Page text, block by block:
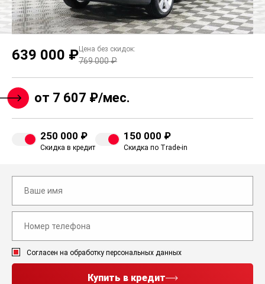
639 000 ₽Цена без скидок:
769 000 ₽
от 7 607 ₽/мес.
250 000 ₽
Скидка в кредит
150 000 ₽
Скидка по Trade-in
Согласен на обработку персональных данных
Купить в кредит